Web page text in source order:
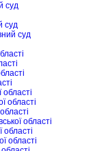
суд
суд
суд
області
області
області
області
області